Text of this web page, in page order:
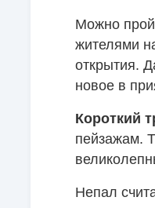
Можно
жителями
открытия.
новое в
Короткий
пейзажам.
Непал